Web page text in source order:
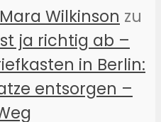
Wilkinson zu
ja richtig ab –
in Berlin:
entsorgen –